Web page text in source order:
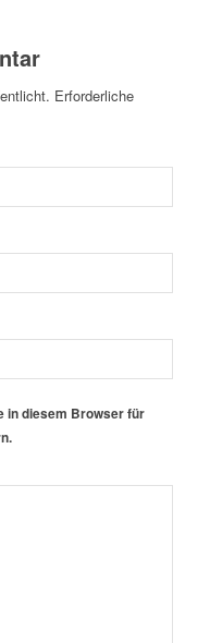
Erforderliche
in diesem Browser für